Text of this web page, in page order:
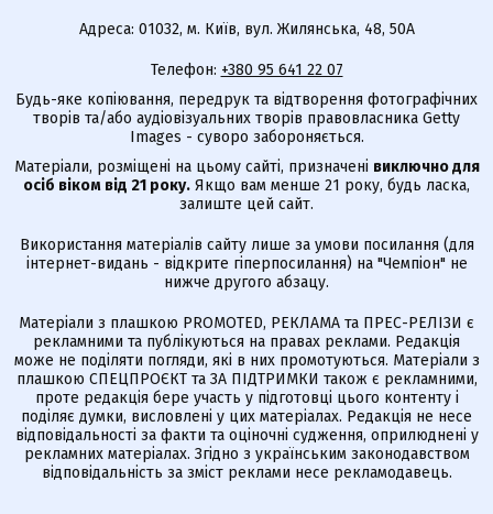
Адреса: 01032, м. Київ, вул. Жилянська, 48, 50А
Телефон: +380 95 641 22 07
Будь-яке копіювання, передрук та відтворення фотографічних
творів та/або аудіовізуальних творів правовласника Getty
Images - суворо забороняється.
Матеріали, розміщені на цьому сайті, призначені виключно для
осіб віком від 21 року. Якщо вам менше 21 року, будь ласка,
залиште цей сайт.
Використання матеріалів сайту лише за умови посилання (для
інтернет-видань - відкрите гіперпосилання) на "Чемпіон" не
нижче другого абзацу.
Матеріали з плашкою PROMOTED, РЕКЛАМА та ПРЕС-РЕЛІЗИ є
рекламними та публікуються на правах реклами. Редакція
може не поділяти погляди, які в них промотуються. Матеріали з
плашкою СПЕЦПРОЄКТ та ЗА ПІДТРИМКИ також є рекламними,
проте редакція бере участь у підготовці цього контенту і
поділяє думки, висловлені у цих матеріалах. Редакція не несе
відповідальності за факти та оціночні судження, оприлюднені у
рекламних матеріалах. Згідно з українським законодавством
відповідальність за зміст реклами несе рекламодавець.